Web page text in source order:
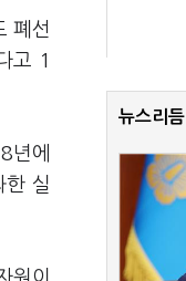
폐선
고 1
년에
실
뉴스리듬